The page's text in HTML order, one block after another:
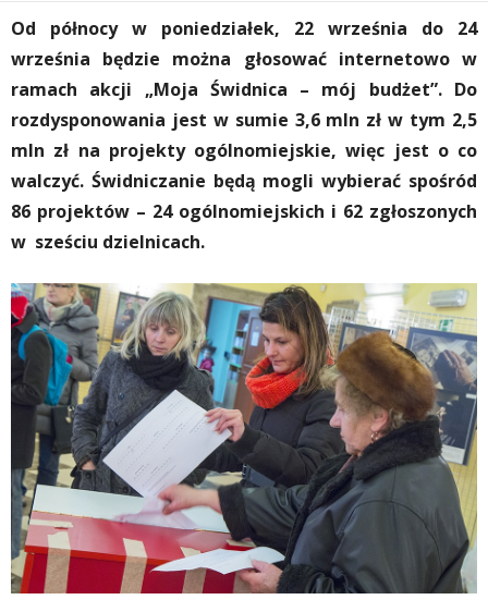
Od północy w poniedziałek, 22 września do 24
września będzie można głosować internetowo w
ramach akcji „Moja Świdnica – mój budżet”. Do
rozdysponowania jest w sumie 3,6 mln zł w tym 2,5
mln zł na projekty ogólnomiejskie, więc jest o co
walczyć. Świdniczanie będą mogli wybierać spośród
86 projektów – 24 ogólnomiejskich i 62 zgłoszonych
w sześciu dzielnicach.